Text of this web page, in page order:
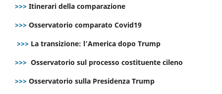
>>> Itinerari della comparazione
>>> Osservatorio comparato Covid19
>>> La transizione: l’America dopo Trump
>>> Osservatorio sul processo costituente cileno
>>> Osservatorio sulla Presidenza Trump